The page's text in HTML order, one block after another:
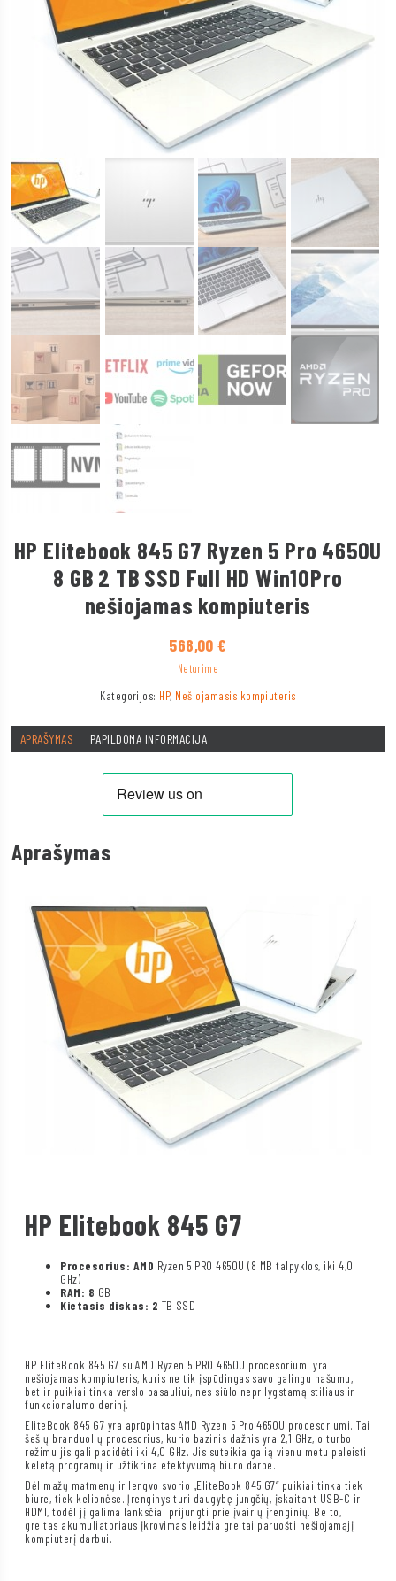
HP Elitebook 845 G7 Ryzen 5 Pro 4650U
8 GB 2 TB SSD Full HD Win10Pro
nešiojamas kompiuteris
568,00€
Neturime
Kategorijos: HP, Nešiojamasis kompiuteris
APRAŠYMAS PAPILDOMA INFORMACIJA
Aprašymas
HP Elitebook 845 G7
Procesorius: AMD Ryzen 5 PRO 4650U (8 MB talpyklos, iki 4,0
GHz)
RAM: 8 GB
Kietasis diskas: 2 TB SSD
HP EliteBook 845 G7 su AMD Ryzen 5 PRO 4650U procesoriumi yra
nešiojamas kompiuteris, kuris ne tik įspūdingas savo galingu našumu,
bet ir puikiai tinka verslo pasauliui, nes siūlo neprilygstamą stiliaus ir
funkcionalumo derinį.
EliteBook 845 G7 yra aprūpintas AMD Ryzen 5 Pro 4650U procesoriumi. Tai
šešių branduolių procesorius, kurio bazinis dažnis yra 2,1 GHz, o turbo
režimu jis gali padidėti iki 4,0 GHz. Jis suteikia galią vienu metu paleisti
keletą programų ir užtikrina efektyvumą biuro darbe.
Dėl mažų matmenų ir lengvo svorio „EliteBook 845 G7“ puikiai tinka tiek
biure, tiek kelionėse. Įrenginys turi daugybę jungčių, įskaitant USB-C ir
HDMI, todėl jį galima lanksčiai prijungti prie įvairių įrenginių. Be to,
greitas akumuliatoriaus įkrovimas leidžia greitai paruošti nešiojamąjį
kompiuterį darbui.